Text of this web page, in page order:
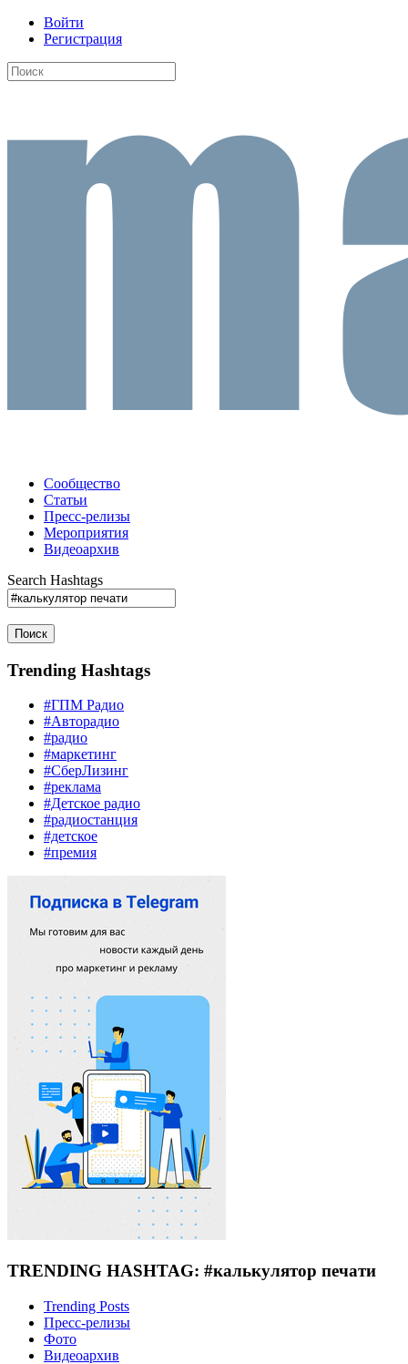
Войти
Регистрация
Сообщество
Статьи
Пресс-релизы
Мероприятия
Видеоархив
Search Hashtags
Поиск
Trending Hashtags
#ГПМ Радио
#Авторадио
#радио
#маркетинг
#СберЛизинг
#реклама
#Детское радио
#радиостанция
#детское
#премия
TRENDING HASHTAG: #калькулятор печати
Trending Posts
Пресс-релизы
Фото
Видеоархив